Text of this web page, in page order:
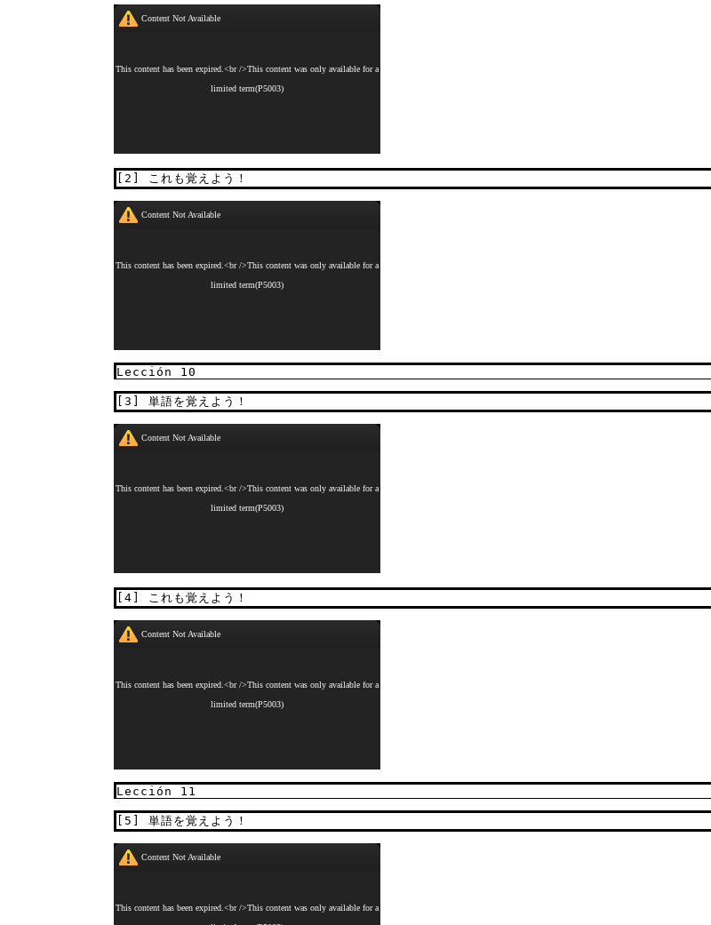
[2] これも覚えよう！
Lección 10
[3] 単語を覚えよう！
[4] これも覚えよう！
Lección 11
[5] 単語を覚えよう！